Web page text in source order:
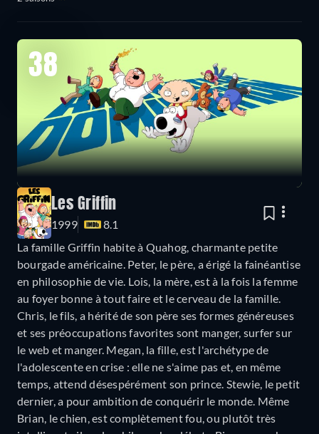
38
Les Griffin
1999
8.1
La famille Griffin habite à Quahog, charmante petite
bourgade américaine. Peter, le père, a érigé la fainéantise
en philosophie de vie. Lois, la mère, est à la fois la femme
au foyer bonne à tout faire et le cerveau de la famille.
Chris, le fils, a hérité de son père ses formes généreuses
et ses préoccupations favorites sont manger, surfer sur
le web et manger. Megan, la fille, est l'archétype de
l'adolescente en crise : elle ne s'aime pas et, en même
temps, attend désespérément son prince. Stewie, le petit
dernier, a pour ambition de conquérir le monde. Même
Brian, le chien, est complètement fou, ou plutôt très